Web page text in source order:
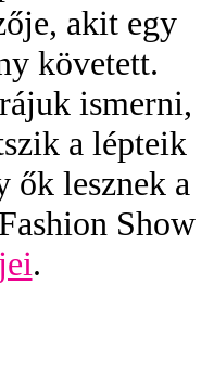
akit egy
követett.
ismerni,
a lépteik
ők lesznek a
Show
.